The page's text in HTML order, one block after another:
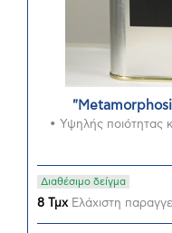
• Υψηλής ποιότητας
Διαθέσιμο δείγμα
8 ΤμχΕλάχιστη